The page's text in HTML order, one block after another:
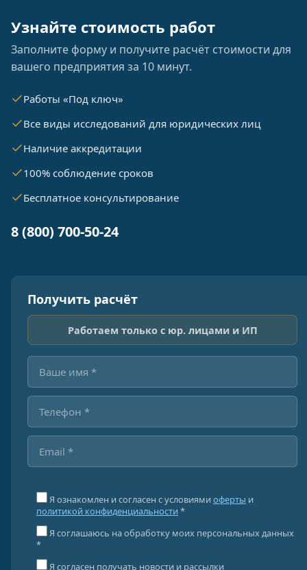
Узнайте стоимость работ
Заполните форму и получите расчёт стоимости для
вашего предприятия за 10 минут.
Работы «Под ключ»
Все виды исследований для юридических лиц
Наличие аккредитации
100% соблюдение сроков
Бесплатное консультирование
8 (800) 700-50-24
Получить расчёт
Работаем только с юр. лицами и ИП
Я ознакомлен и согласен с условиями оферты и
политикой конфиденциальности *
Я соглашаюсь на обработку моих персональных данных
*
Я согласен получать новости и рассылки